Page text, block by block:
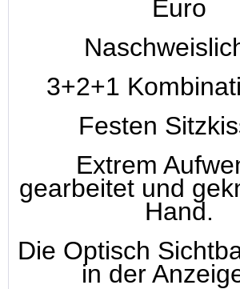
Euro
3+2+1
Festen
Extrem
gearbeitet und
Hand.
Die Optisch
in der